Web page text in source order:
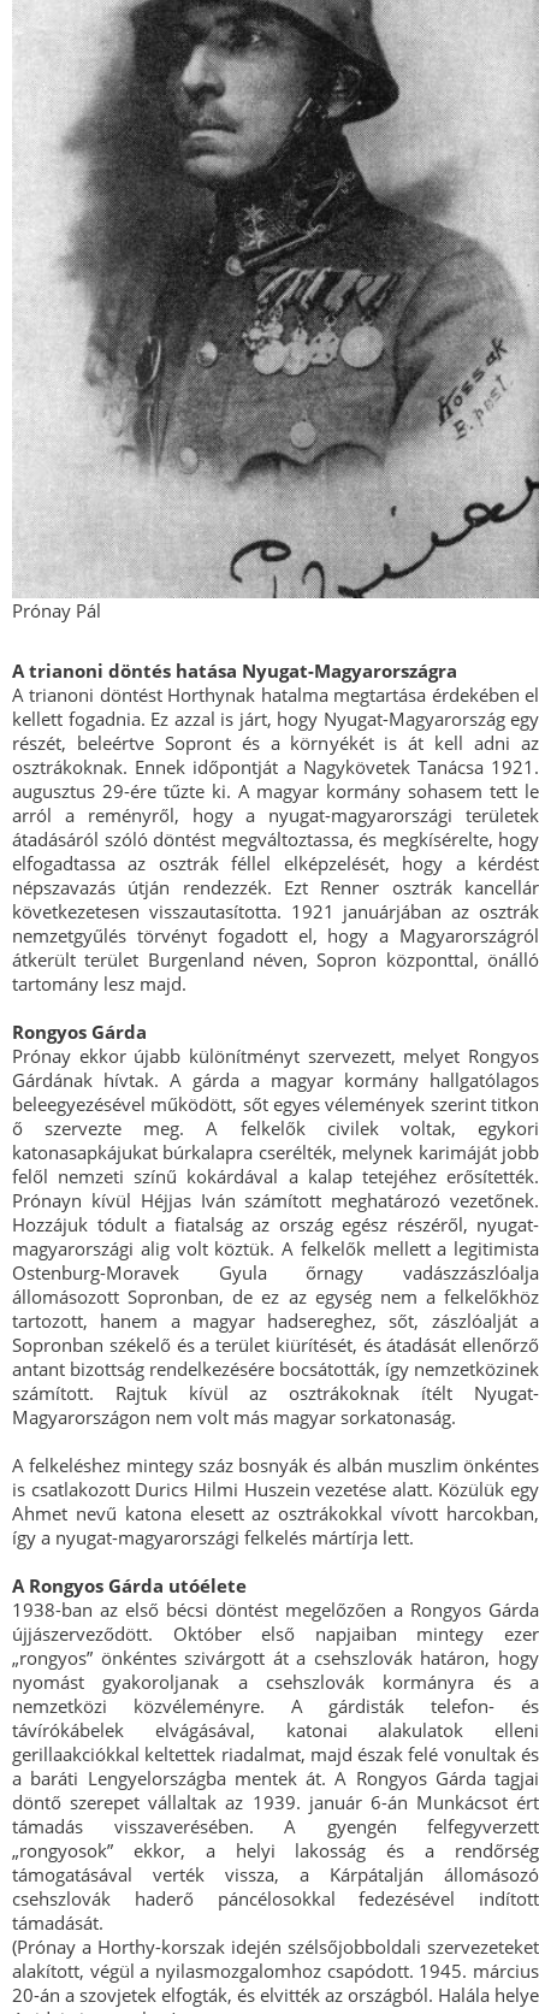
Prónay Pál
A trianoni döntés hatása Nyugat-Magyarországra
A trianoni döntést Horthynak hatalma megtartása érdekében el
kellett fogadnia. Ez azzal is járt, hogy Nyugat-Magyarország egy
részét, beleértve Sopront és a környékét is át kell adni az
osztrákoknak. Ennek időpontját a Nagykövetek Tanácsa 1921.
augusztus 29-ére tűzte ki. A magyar kormány sohasem tett le
arról a reményről, hogy a nyugat-magyarországi területek
átadásáról szóló döntést megváltoztassa, és megkísérelte, hogy
elfogadtassa az osztrák féllel elképzelését, hogy a kérdést
népszavazás útján rendezzék. Ezt Renner osztrák kancellár
következetesen visszautasította. 1921 januárjában az osztrák
nemzetgyűlés törvényt fogadott el, hogy a Magyarországról
átkerült terület Burgenland néven, Sopron központtal, önálló
tartomány lesz majd.
Rongyos Gárda
Prónay ekkor újabb különítményt szervezett, melyet Rongyos
Gárdának hívtak. A gárda a magyar kormány hallgatólagos
beleegyezésével működött, sőt egyes vélemények szerint titkon
ő szervezte meg. A felkelők civilek voltak, egykori
katonasapkájukat búrkalapra cserélték, melynek karimáját jobb
felől nemzeti színű kokárdával a kalap tetejéhez erősítették.
Prónayn kívül Héjjas Iván számított meghatározó vezetőnek.
Hozzájuk tódult a fiatalság az ország egész részéről, nyugat-
magyarországi alig volt köztük. A felkelők mellett a legitimista
Ostenburg-Moravek Gyula őrnagy vadászzászlóalja
állomásozott Sopronban, de ez az egység nem a felkelőkhöz
tartozott, hanem a magyar hadsereghez, sőt, zászlóalját a
Sopronban székelő és a terület kiürítését, és átadását ellenőrző
antant bizottság rendelkezésére bocsátották, így nemzetközinek
számított. Rajtuk kívül az osztrákoknak ítélt Nyugat-
Magyarországon nem volt más magyar sorkatonaság.
A felkeléshez mintegy száz bosnyák és albán muszlim önkéntes
is csatlakozott Durics Hilmi Huszein vezetése alatt. Közülük egy
Ahmet nevű katona elesett az osztrákokkal vívott harcokban,
így a nyugat-magyarországi felkelés mártírja lett.
A Rongyos Gárda utóélete
1938-ban az első bécsi döntést megelőzően a Rongyos Gárda
újjászerveződött. Október első napjaiban mintegy ezer
„rongyos” önkéntes szivárgott át a csehszlovák határon, hogy
nyomást gyakoroljanak a csehszlovák kormányra és a
nemzetközi közvéleményre. A gárdisták telefon- és
távírókábelek elvágásával, katonai alakulatok elleni
gerillaakciókkal keltettek riadalmat, majd észak felé vonultak és
a baráti Lengyelországba mentek át. A Rongyos Gárda tagjai
döntő szerepet vállaltak az 1939. január 6-án Munkácsot ért
támadás visszaverésében. A gyengén felfegyverzett
„rongyosok” ekkor, a helyi lakosság és a rendőrség
támogatásával verték vissza, a Kárpátalján állomásozó
csehszlovák haderő páncélosokkal fedezésével indított
támadását.
(Prónay a Horthy-korszak idején szélsőjobboldali szervezeteket
alakított, végül a nyilasmozgalomhoz csapódott. 1945. március
20-án a szovjetek elfogták, és elvitték az országból. Halála helye